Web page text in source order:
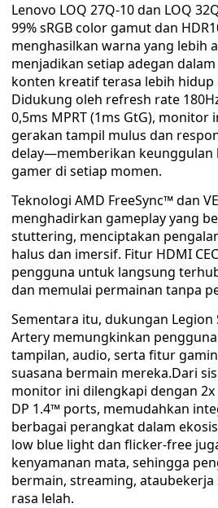
Lenovo LOQ 27Q-10 dan LOQ
99% sRGB color gamut dan
menghasilkan warna yang lebih
menjadikan setiap adegan
konten kreatif terasa lebih hidup
Didukung oleh refresh rate
0,5ms MPRT (1ms GtG), monitor
gerakan tampil mulus dan
delay—memberikan keunggulan
gamer di setiap momen.
Teknologi AMD FreeSync™ dan
menghadirkan gameplay yang
stuttering, menciptakan
halus dan imersif. Fitur HDMI
pengguna untuk langsung
dan memulai permainan tanpa
Sementara itu, dukungan Legion
Artery memungkinkan
tampilan, audio, serta fitur
suasana bermain mereka.Dari
monitor ini dilengkapi dengan 2x
DP 1.4™ ports, memudahkan
berbagai perangkat dalam
low blue light dan flicker‑free
kenyamanan mata, sehingga
bermain, streaming,
rasa lelah.